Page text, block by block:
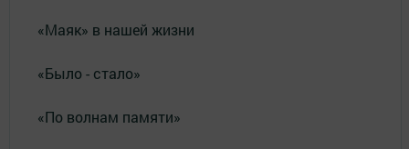
«Маяк» в нашей жизни
«Было - стало»
«По волнам памяти»